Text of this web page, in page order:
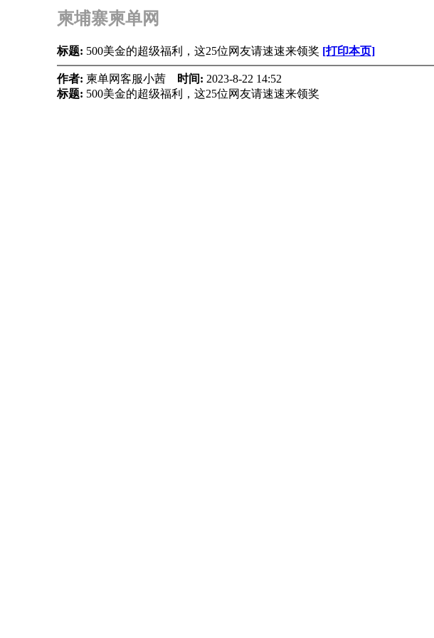
柬埔寨柬单网
标题: 500美金的超级福利，这25位网友请速速来领奖 [打印本页]
作者: 柬单网客服小茜 时间: 2023-8-22 14:52
标题: 500美金的超级福利，这25位网友请速速来领奖